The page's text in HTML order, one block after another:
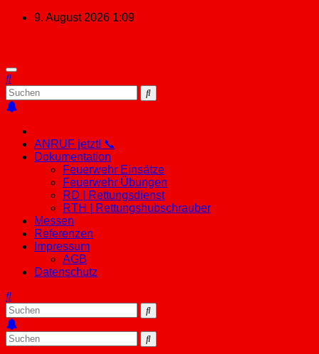
Zum
9. August 2026 1:09
ANRUF jetzt! 📞
Dokumentation
Feuerwehr Einsätze
Feuerwehr Übungen
RD | Rettungsdienst
RTH | Rettungshubschrauber
Messen
Referenzen
Impressum
AGB
Datenschutz